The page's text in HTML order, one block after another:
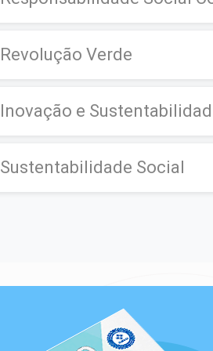
Revolução Verde
Inovação e
Sustentabilidade Social